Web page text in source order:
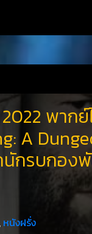
พากย์
A
กรบกอง
, หนังฝรั่ง